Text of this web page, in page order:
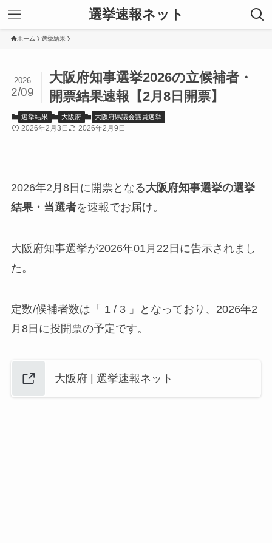
選挙速報ネット
ホーム 選挙結果
大阪府知事選挙2026の立候補者・
開票結果速報【2月8日開票】
2026
2/09
選挙結果 大阪府 大阪府県議会議員選挙
2026年2月3日 2026年2月9日
2026年2月8日に開票となる大阪府知事選挙の選挙
結果・当選者を速報でお届け。
大阪府知事選挙が2026年01月22日に告示されまし
た。
定数/候補者数は「 1 / 3 」となっており、2026年2
月8日に投開票の予定です。
大阪府 | 選挙速報ネット